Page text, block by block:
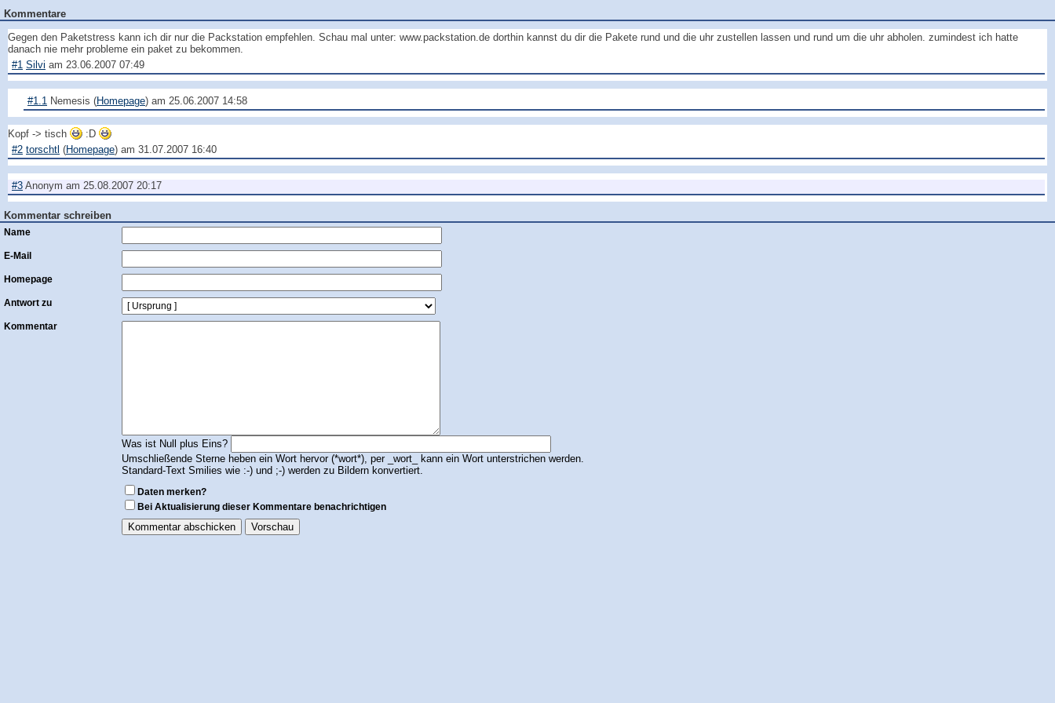
Kommentare
Gegen den Paketstress kann ich dir nur die Packstation empfehlen. Schau mal unter: www.packstation.de dorthin kannst du dir die Pakete rund und die uhr zustellen lassen und rund um die uhr abholen. zumindest ich hatte
danach nie mehr probleme ein paket zu bekommen.
#1 Silvi am 23.06.2007 07:49
#1.1 Nemesis (Homepage) am 25.06.2007 14:58
Kopf -> tisch
:D
#2 torschtl (Homepage) am 31.07.2007 16:40
#3 Anonym am 25.08.2007 20:17
Kommentar schreiben
Name
E-Mail
Homepage
Antwort zu
Kommentar
Was ist Null plus Eins?
Umschließende Sterne heben ein Wort hervor (*wort*), per _wort_ kann ein Wort unterstrichen werden.
Standard-Text Smilies wie :-) und ;-) werden zu Bildern konvertiert.
Daten merken?
Bei Aktualisierung dieser Kommentare benachrichtigen